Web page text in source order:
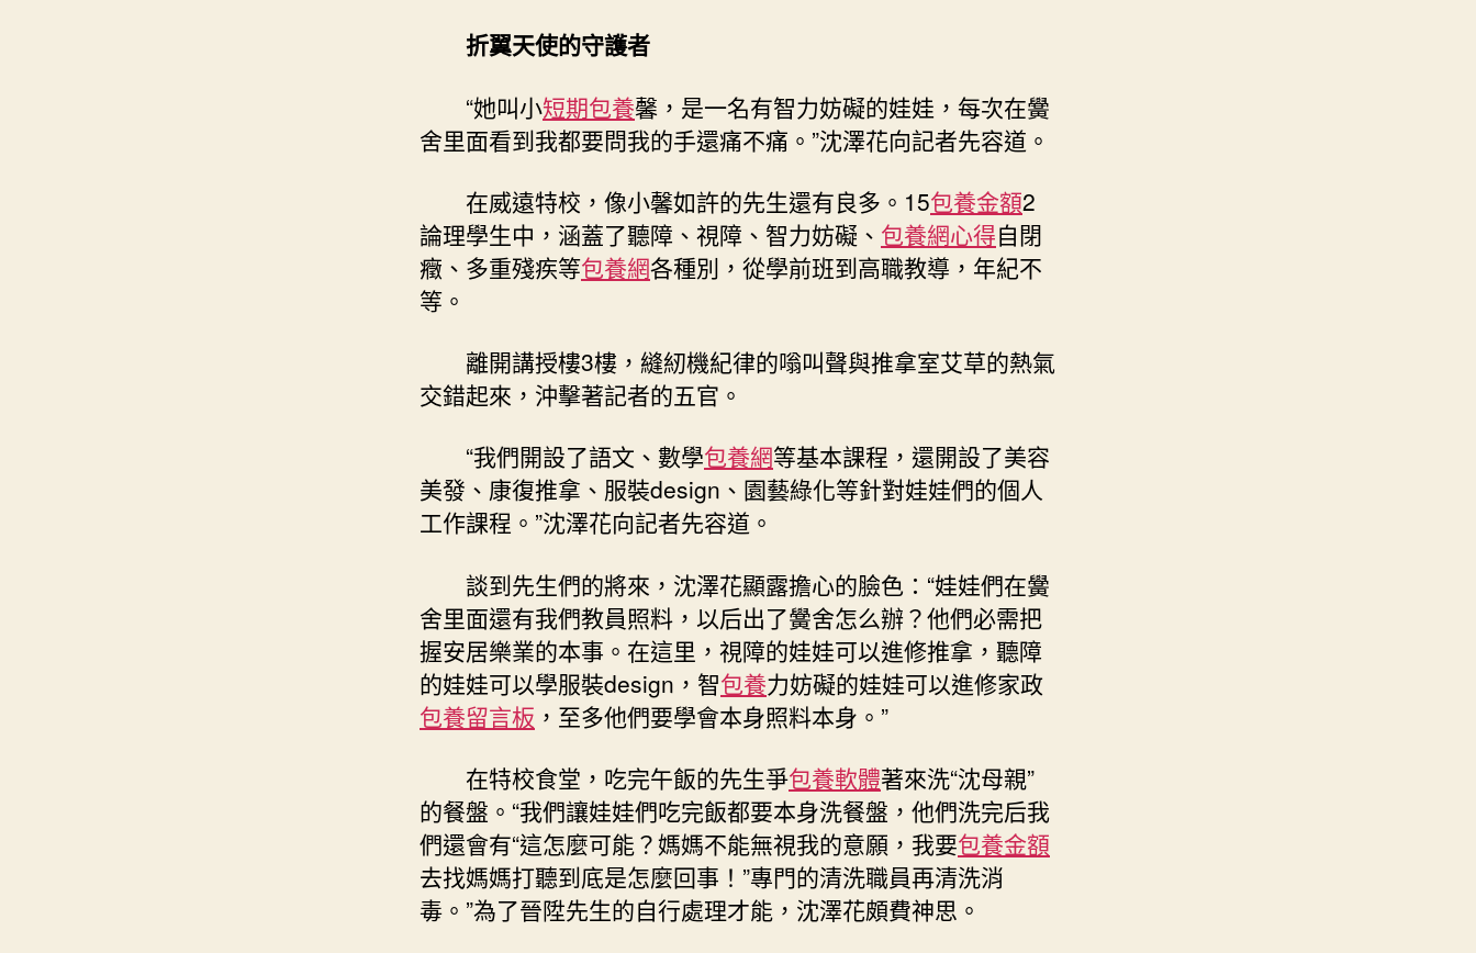
折翼天使的守護者
“她叫小短期包養馨，是一名有智力妨礙的娃娃，每次在黌
舍里面看到我都要問我的手還痛不痛。”沈澤花向記者先容道。
在威遠特校，像小馨如許的先生還有良多。15包養金額2
論理學生中，涵蓋了聽障、視障、智力妨礙、 包養網心得自閉
癥、多重殘疾等包養網各種別，從學前班到高職教導，年紀不
等。
離開講授樓3樓，縫紉機紀律的嗡叫聲與推拿室艾草的熱氣
交錯起來，沖擊著記者的五官。
“我們開設了語文、數學包養網等基本課程，還開設了美容
美發、康復推拿、服裝design、園藝綠化等針對娃娃們的個人
工作課程。”沈澤花向記者先容道。
談到先生們的將來，沈澤花顯露擔心的臉色：“娃娃們在黌
舍里面還有我們教員照料，以后出了黌舍怎么辦？他們必需把
握安居樂業的本事。在這里，視障的娃娃可以進修推拿，聽障
的娃娃可以學服裝design，智包養力妨礙的娃娃可以進修家政
包養留言板 ，至多他們要學會本身照料本身。”
在特校食堂，吃完午飯的先生爭包養軟體著來洗“沈母親”
的餐盤。“我們讓娃娃們吃完飯都要本身洗餐盤，他們洗完后我
們還會有“這怎麼可能？媽媽不能無視我的意願，我要包養金額
去找媽媽打聽到底是怎麼回事！”專門的清洗職員再清洗消
毒。”為了晉陞先生的自行處理才能，沈澤花頗費神思。